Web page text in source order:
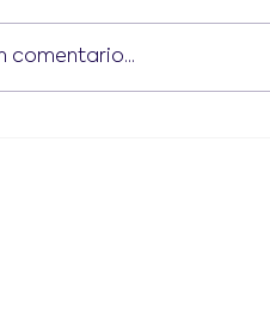
comentario...